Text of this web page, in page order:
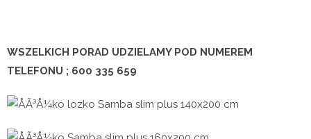
WSZELKICH PORAD UDZIELAMY POD NUMEREM
TELEFONU ; 600 335 659